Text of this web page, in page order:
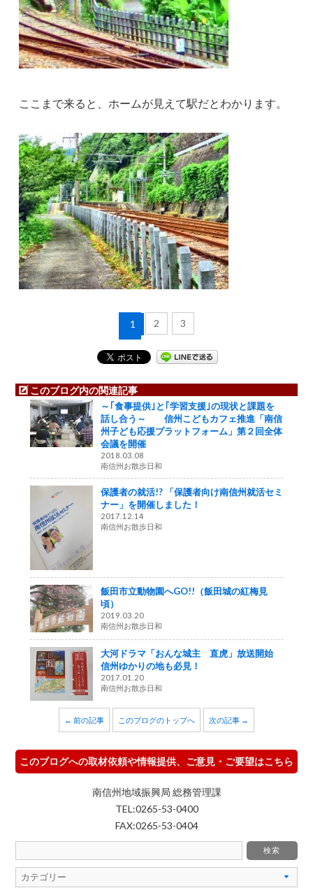
ここまで来ると、ホームが見えて駅だとわかります。
1 2 3
このブログ内の関連記事
～｢食事提供｣と｢学習支援｣の現状と課題を
話し合う～ 信州こどもカフェ推進「南信
州子ども応援プラットフォーム」第２回全体
会議を開催
2018.03.08
南信州お散歩日和
保護者の就活!? 「保護者向け南信州就活セミ
ナー」を開催しました！
2017.12.14
南信州お散歩日和
飯田市立動物園へGO!!（飯田城の紅梅見
頃）
2019.03.20
南信州お散歩日和
大河ドラマ「おんな城主 直虎」放送開始
信州ゆかりの地も必見！
2017.01.20
南信州お散歩日和
← 前の記事 このブログのトップへ 次の記事 →
このブログへの取材依頼や情報提供、ご意見・ご要望はこちら
南信州地域振興局 総務管理課
TEL:0265-53-0400
FAX:0265-53-0404